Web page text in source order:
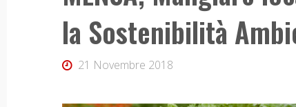
la Sostenibilità
21 Novembre 2018